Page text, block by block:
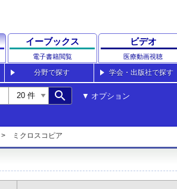
イーブックス
電子書籍閲覧
ビデオ
医療動画視聴
分野で探す 学会・出版社で探す
search オプション
ミクロスコピア